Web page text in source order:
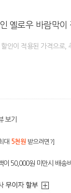
옐로우 바람막이
할인이 적용된 가격으로
보기
대 5천원 받으려면?]
이 50,000원 미만시 배송